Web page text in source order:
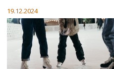
19.12.2024